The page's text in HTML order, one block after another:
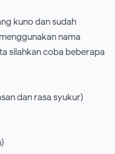
kuno dan sudah
nama
silahkan coba beberapa
dan rasa syukur)